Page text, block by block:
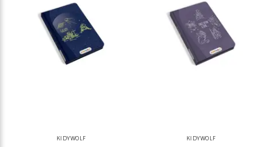
KIDYWOLF KIDYWOLF